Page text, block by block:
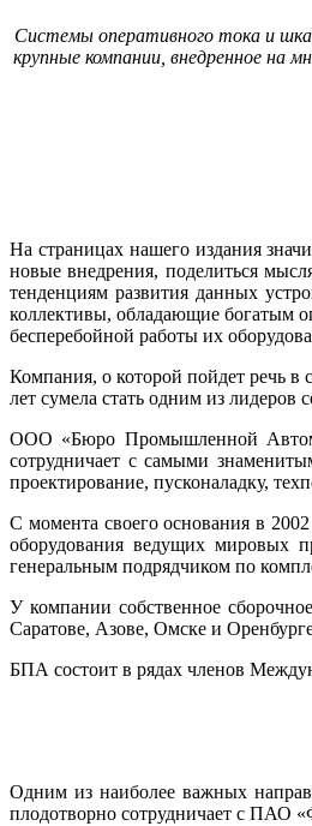
Системы оперативного тока и
крупные компании, внедренное на
На страницах нашего издания
новые внедрения, поделиться
тенденциям развития данных
коллективы, обладающие богатым
бесперебойной работы их
Компания, о которой пойдет речь в
лет сумела стать одним из лидеров
ООО «Бюро Промышленной
сотрудничает с самыми
проектирование, пусконаладку,
С момента своего основания в
оборудования ведущих мировых
генеральным подрядчиком по
У компании собственное
Саратове, Азове, Омске и
БПА состоит в рядах членов
Одним из наиболее важных
плодотворно сотрудничает с ПАО